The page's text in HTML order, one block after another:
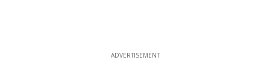
ADVERTISEMENT